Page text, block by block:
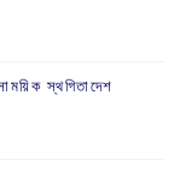
স্থগিতাদেশ